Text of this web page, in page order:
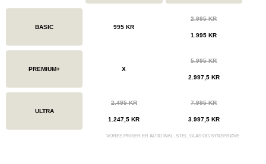
BASIC 995 KR
2.995 KR
1.995 KR
PREMIUM+ X
5.995 KR
2.997,5 KR
ULTRA
2.495 KR
1.247,5 KR
7.995 KR
3.997,5 KR
VORES PRISER ER ALTID INKL. STEL, GLAS OG SYNSPRØVE